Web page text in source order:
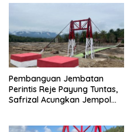
Pembanguan Jembatan
Perintis Reje Payung Tuntas,
Safrizal Acungkan Jempol